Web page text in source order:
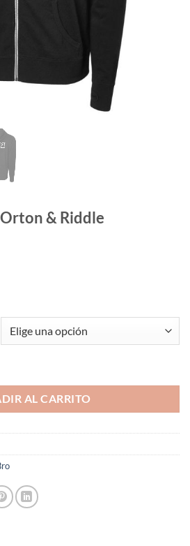
& Riddle
AL CARRITO